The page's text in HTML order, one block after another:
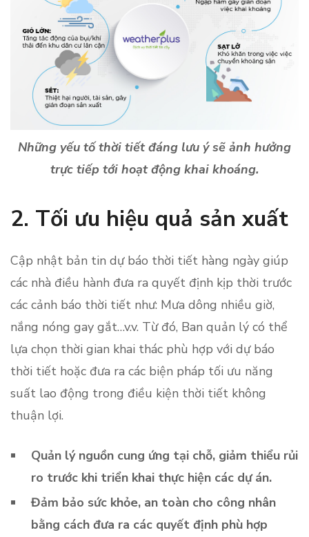
Những yếu tố thời tiết đáng lưu ý sẽ ảnh hưởng
trực tiếp tới hoạt động khai khoáng.
2. Tối ưu hiệu quả sản xuất
Cập nhật bản tin dự báo thời tiết hàng ngày giúp
các nhà điều hành đưa ra quyết định kịp thời trước
các cảnh báo thời tiết như: Mưa dông nhiều giờ,
nắng nóng gay gắt…v.v. Từ đó, Ban quản lý có thể
lựa chọn thời gian khai thác phù hợp với dự báo
thời tiết hoặc đưa ra các biện pháp tối ưu năng
suất lao động trong điều kiện thời tiết không
thuận lợi.
Quản lý nguồn cung ứng tại chỗ, giảm thiểu rủi
ro trước khi triển khai thực hiện các dự án.
Đảm bảo sức khỏe, an toàn cho công nhân
bằng cách đưa ra các quyết định phù hợp